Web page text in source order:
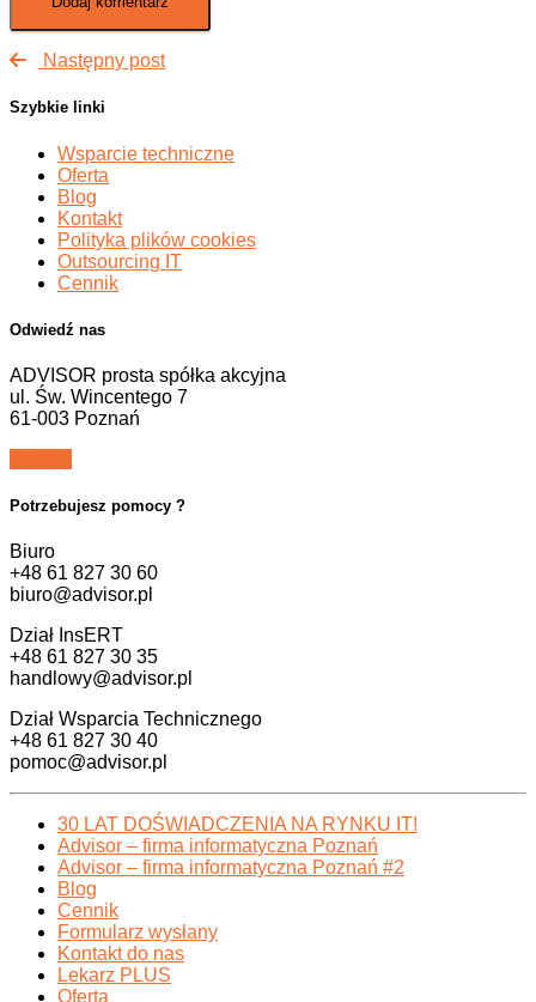
Następny post
Szybkie linki
Wsparcie techniczne
Oferta
Blog
Kontakt
Polityka plików cookies
Outsourcing IT
Cennik
Odwiedź nas
ADVISOR prosta spółka akcyjna
ul. Św. Wincentego 7
61-003 Poznań
Potrzebujesz pomocy ?
Biuro
+48 61 827 30 60
biuro@advisor.pl
Dział InsERT
+48 61 827 30 35
handlowy@advisor.pl
Dział Wsparcia Technicznego
+48 61 827 30 40
pomoc@advisor.pl
30 LAT DOŚWIADCZENIA NA RYNKU IT!
Advisor – firma informatyczna Poznań
Advisor – firma informatyczna Poznań #2
Blog
Cennik
Formularz wysłany
Kontakt do nas
Lekarz PLUS
Oferta